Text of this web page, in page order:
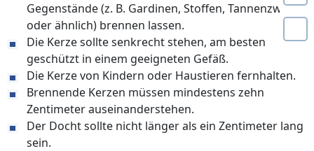
Gegenstände (z. B. Gardinen, Stoffen, Tannenzweige
oder ähnlich) brennen lassen.
Die Kerze sollte senkrecht stehen, am besten
geschützt in einem geeigneten Gefäß.
Die Kerze von Kindern oder Haustieren fernhalten.
Brennende Kerzen müssen mindestens zehn
Zentimeter auseinanderstehen.
Der Docht sollte nicht länger als ein Zentimeter lang
sein.